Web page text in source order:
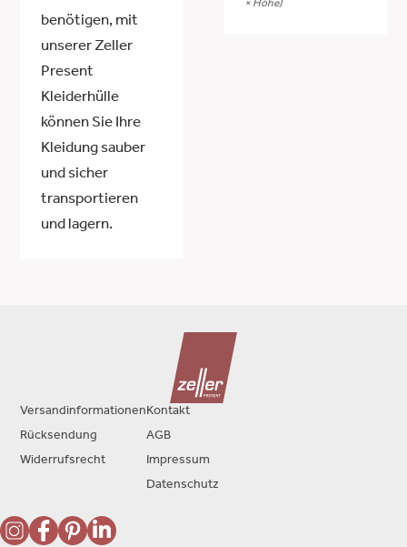
benötigen, mit
unserer Zeller
Present
Kleiderhülle
können Sie Ihre
Kleidung sauber
und sicher
transportieren
und lagern.
× Höhe)
Versandinformationen
Rücksendung
Widerrufsrecht
Kontakt
AGB
Impressum
Datenschutz